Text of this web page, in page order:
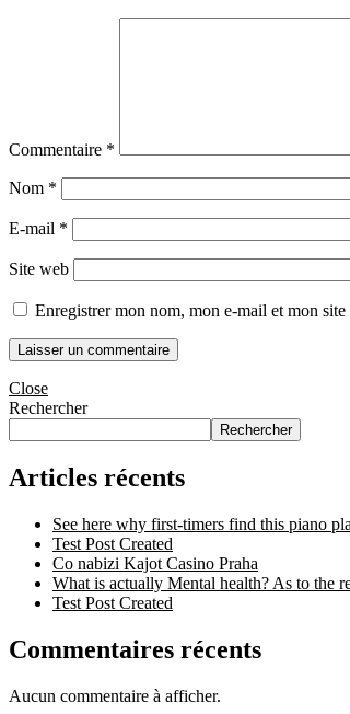
Commentaire *
Nom *
E-mail *
Site web
Enregistrer mon nom, mon e-mail et mon
Close
Rechercher
Rechercher
Articles récents
See here why first-timers find this piano
Test Post Created
Co nabizi Kajot Casino Praha
What is actually Mental health? As to the
Test Post Created
Commentaires récents
Aucun commentaire à afficher.